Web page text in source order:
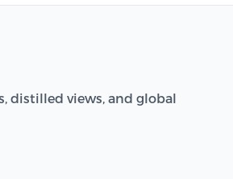
distilled views, and global